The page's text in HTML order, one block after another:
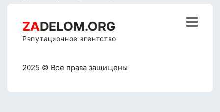
ZADELOM.ORG
Репутационное агентство
2025 © Все права защищены
